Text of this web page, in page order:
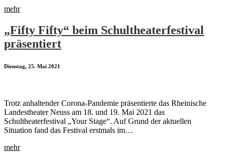
mehr
„Fifty Fifty“ beim Schultheaterfestival
präsentiert
Dienstag, 25. Mai 2021
Trotz anhaltender Corona-Pandemie präsentierte das Rheinische
Landestheater Neuss am 18. und 19. Mai 2021 das
Schultheaterfestival „Your Stage“. Auf Grund der aktuellen
Situation fand das Festival erstmals im…
mehr